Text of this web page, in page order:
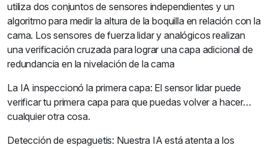
utiliza dos conjuntos de sensores independientes y un
algoritmo para medir la altura de la boquilla en relación con la
cama. Los sensores de fuerza lidar y analógicos realizan
una verificación cruzada para lograr una capa adicional de
redundancia en la nivelación de la cama
La IA inspeccionó la primera capa: El sensor lidar puede
verificar tu primera capa para que puedas volver a hacer…
cualquier otra cosa.
Detección de espaguetis: Nuestra IA está atenta a los